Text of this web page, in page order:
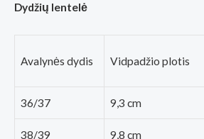
Dydžių lentelė
Avalynės dydis Vidpadžio plotis
36/37 9,3 cm
38/39 9,8 cm